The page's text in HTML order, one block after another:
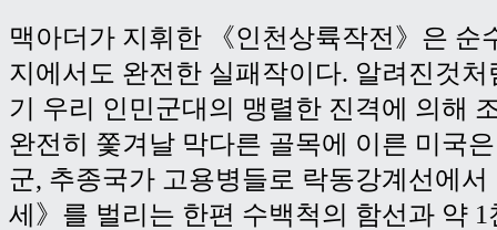
맥아더가 지휘한 《인천상륙작전》은 순
지에서도 완전한 실패작이다. 알려진것
기 우리 인민군대의 맹렬한 진격에 의해
완전히 쫓겨날 막다른 골목에 이른 미국
군, 추종국가 고용병들로 락동강계선에
세》를 벌리는 한편 수백척의 함선과 약